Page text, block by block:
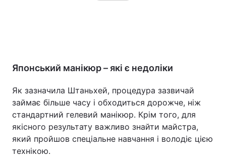
Японський манікюр – які є недоліки
Як зазначила Штаньхей, процедура зазвичай
займає більше часу і обходиться дорожче, ніж
стандартний гелевий манікюр. Крім того, для
якісного результату важливо знайти майстра,
який пройшов спеціальне навчання і володіє цією
технікою.